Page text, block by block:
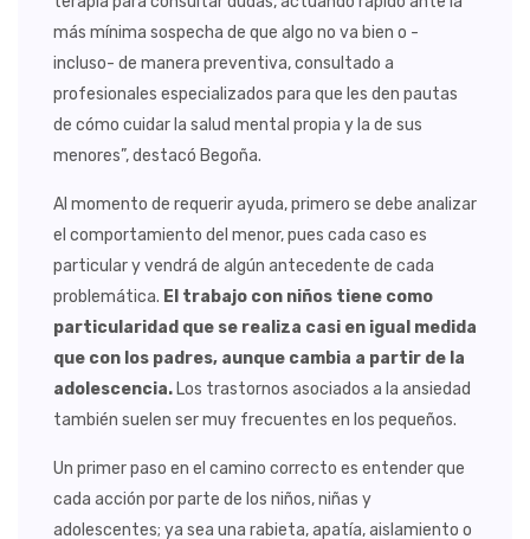
más mínima sospecha de que algo no va bien o -
incluso- de manera preventiva, consultado a
profesionales especializados para que les den pautas
de cómo cuidar la salud mental propia y la de sus
menores”, destacó Begoña.
Al momento de requerir ayuda, primero se debe analizar
el comportamiento del menor, pues cada caso es
particular y vendrá de algún antecedente de cada
problemática. El trabajo con niños tiene como
particularidad que se realiza casi en igual medida
que con los padres, aunque cambia a partir de la
adolescencia. Los trastornos asociados a la ansiedad
también suelen ser muy frecuentes en los pequeños.
Un primer paso en el camino correcto es entender que
cada acción por parte de los niños, niñas y
adolescentes; ya sea una rabieta, apatía, aislamiento o